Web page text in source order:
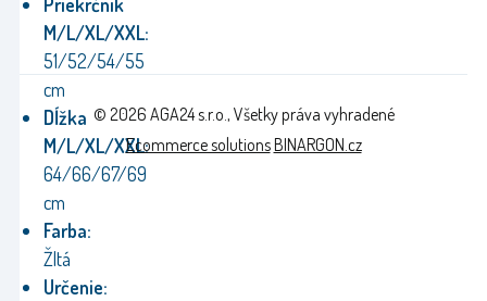
M/L/XL/XXL:
51/52/54/55
cm
Dĺžka
M/L/XL/XXL:
64/66/67/69
cm
Farba:
Žltá
Určenie:
© 2026 AGA24 s.r.o., Všetky práva vyhradené
Ecommerce solutionsBINARGON.cz